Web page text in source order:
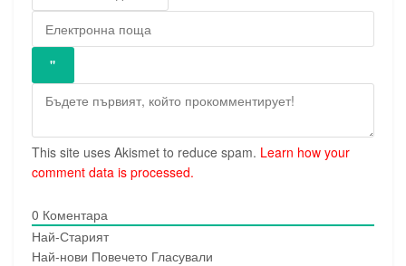
This site uses Akismet to reduce spam. Learn how your
comment data is processed.
0 Коментара
Най-Старият
Най-нови Повечето Гласували